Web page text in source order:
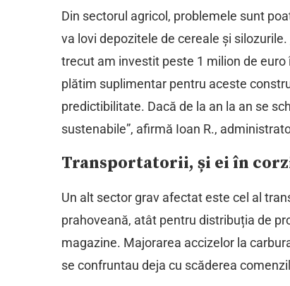
Din sectorul agricol, problemele sunt
va lovi depozitele de cereale și
trecut am investit peste 1 milion de
plătim suplimentar pentru aceste
predictibilitate. Dacă de la an la an se
sustenabile”, afirmă Ioan R.,
Transportatorii, și ei în
Un alt sector grav afectat este cel al
prahoveană, atât pentru distribuția de
magazine. Majorarea accizelor la
se confruntau deja cu scăderea